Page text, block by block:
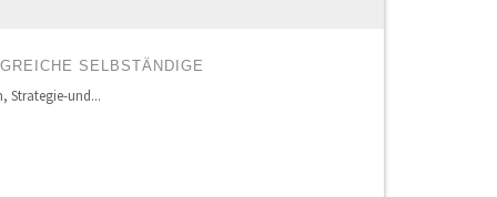
SELBSTÄNDIGE
Strategie-und...